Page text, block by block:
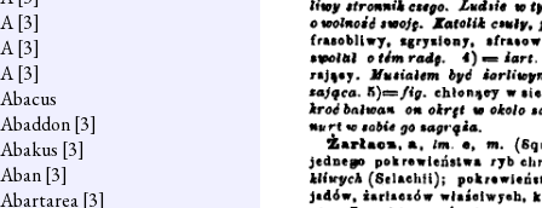
A[3]
A[3]
A[3]
Abacus
Abaddon[3]
Abakus [3]
Aban[3]
Abartarea[3]